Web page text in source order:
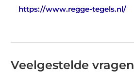
https://www.regge-tegels.nl/
Veelgestelde vragen